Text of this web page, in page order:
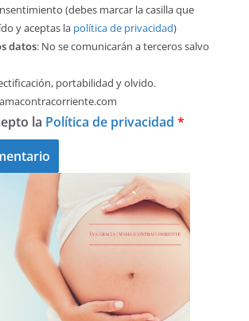
(debes marcar la casilla que
y aceptas la política de privacidad)
datos: No se comunicarán a terceros salvo
portabilidad y olvido.
la Política de privacidad *